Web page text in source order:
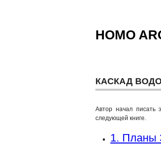
HOMO
КАСКАД
Автор начал писать
следующей книге.
1. Планы